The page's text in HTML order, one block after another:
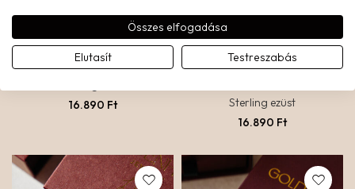
HEART FÜLBEVALÓ
16.890 Ft
HEART FÜLBEVALÓ –
Sterling ezüst
16.890 Ft
Összes elfogadása
Elutasít Testreszabás